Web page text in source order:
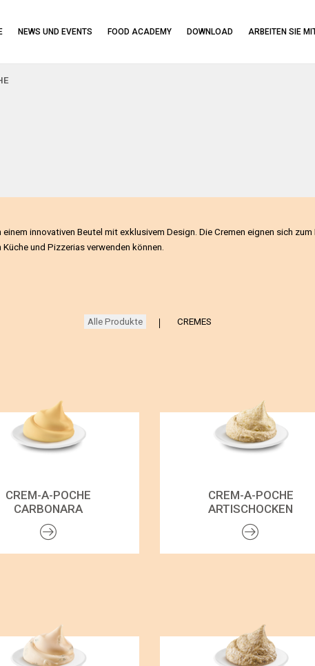
NEWS UND EVENTS FOOD ACADEMY DOWNLOAD ARBEITEN SIE
innovativen Beutel mit exklusivem Design. Die Cremen eignen sich
und Pizzerias verwenden können.
Alle Produkte CREMES
CREM-A-POCHE
CARBONARA
CREM-A-POCHE
ARTISCHOCKEN